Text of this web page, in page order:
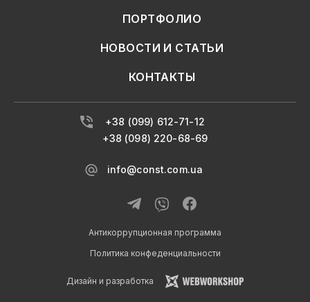
ПОРТФОЛИО
НОВОСТИ И СТАТЬИ
КОНТАКТЫ
+38 (099) 612-71-12
+38 (098) 220-68-69
info@const.com.ua
Антикоррупционная программа
Политика конфеденциальности
Дизайн и разработка